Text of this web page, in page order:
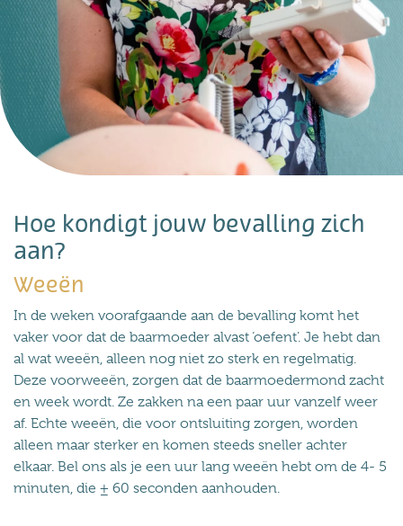
Hoe kondigt jouw bevalling zich
aan?
Weeën
In de weken voorafgaande aan de bevalling komt het
vaker voor dat de baarmoeder alvast ‘oefent’. Je hebt dan
al wat weeën, alleen nog niet zo sterk en regelmatig.
Deze voorweeën, zorgen dat de baarmoedermond zacht
en week wordt. Ze zakken na een paar uur vanzelf weer
af. Echte weeën, die voor ontsluiting zorgen, worden
alleen maar sterker en komen steeds sneller achter
elkaar. Bel ons als je een uur lang weeën hebt om de 4- 5
minuten, die ± 60 seconden aanhouden.